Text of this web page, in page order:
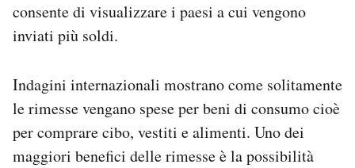
consente di visualizzare i paesi a cui vengono
inviati più soldi.
Indagini internazionali mostrano come solitamente
le rimesse vengano spese per beni di consumo cioè
per comprare cibo, vestiti e alimenti. Uno dei
maggiori benefici delle rimesse è la possibilità